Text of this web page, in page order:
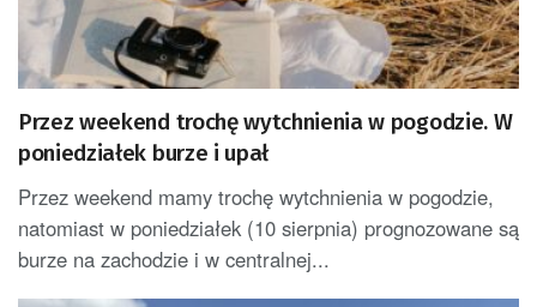
Przez weekend trochę wytchnienia w pogodzie. W
poniedziałek burze i upał
Przez weekend mamy trochę wytchnienia w pogodzie,
natomiast w poniedziałek (10 sierpnia) prognozowane są
burze na zachodzie i w centralnej...